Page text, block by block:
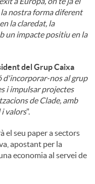
nostra forma diferent
la claredat, la
un impacte positiu en la
del Grup Caixa
d'incorporar-nos al grup
i impulsar projectes
de Clade, amb
valors".
el seu paper a sectors
apostant per la
economia al servei de